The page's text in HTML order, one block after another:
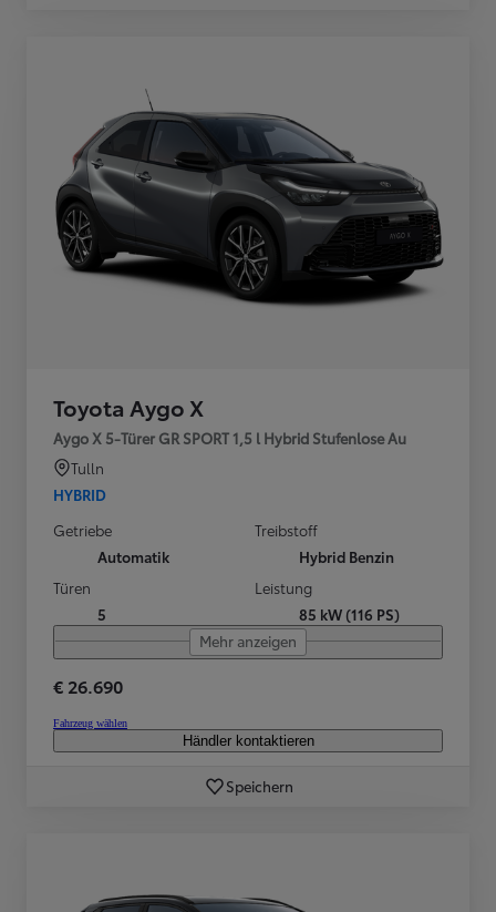
Toyota Aygo X
Aygo X 5-Türer GR SPORT 1,5 l Hybrid Stufenlose Au
Tulln
HYBRID
Getriebe
Automatik
Treibstoff
Hybrid Benzin
Türen
5
Leistung
85 kW (116 PS)
Mehr anzeigen
€ 26.690
Fahrzeug wählen
Händler kontaktieren
Speichern